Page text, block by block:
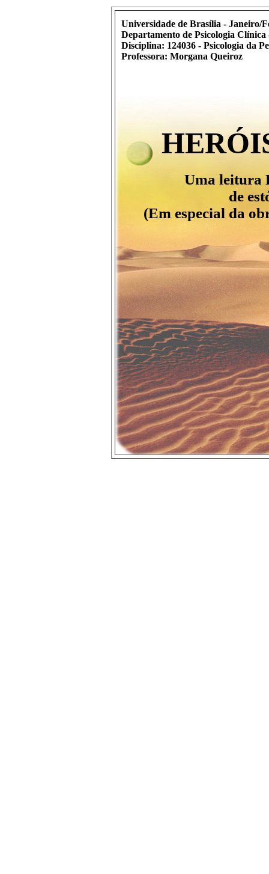
Universidade de Brasília - Janeiro/
Departamento de Psicologia
Disciplina: 124036 - Psicologia da
Professora: Morgana Queiroz
Uma leitura
de
(Em especial da